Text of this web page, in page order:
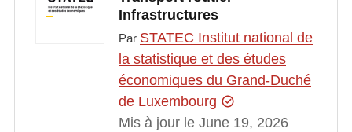
Infrastructures
Par STATEC Institut national de
la statistique et des études
économiques du Grand-Duché
de Luxembourg
Mis à jour le June 19, 2026